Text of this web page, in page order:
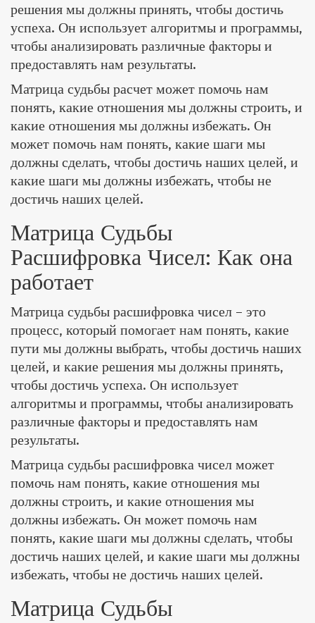
решения мы должны принять, чтобы достичь
успеха. Он использует алгоритмы и программы,
чтобы анализировать различные факторы и
предоставлять нам результаты.
Матрица судьбы расчет может помочь нам
понять, какие отношения мы должны строить, и
какие отношения мы должны избежать. Он
может помочь нам понять, какие шаги мы
должны сделать, чтобы достичь наших целей, и
какие шаги мы должны избежать, чтобы не
достичь наших целей.
Матрица Судьбы
Расшифровка Чисел: Как она
работает
Матрица судьбы расшифровка чисел – это
процесс, который помогает нам понять, какие
пути мы должны выбрать, чтобы достичь наших
целей, и какие решения мы должны принять,
чтобы достичь успеха. Он использует
алгоритмы и программы, чтобы анализировать
различные факторы и предоставлять нам
результаты.
Матрица судьбы расшифровка чисел может
помочь нам понять, какие отношения мы
должны строить, и какие отношения мы
должны избежать. Он может помочь нам
понять, какие шаги мы должны сделать, чтобы
достичь наших целей, и какие шаги мы должны
избежать, чтобы не достичь наших целей.
Матрица Судьбы